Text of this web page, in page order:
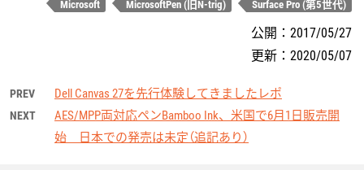
Microsoft MicrosoftPen (旧N-trig) Surface Pro (第5世代)
公開： 2017/05/27
更新： 2020/05/07
PREV Dell Canvas 27を先行体験してきましたレポ
NEXT
AES/MPP両対応ペンBamboo Ink、米国で6月1日販売開
始 日本での発売は未定（追記あり）